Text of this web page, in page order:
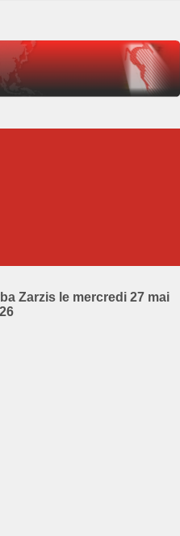
Zarzis le mercredi 27 mai